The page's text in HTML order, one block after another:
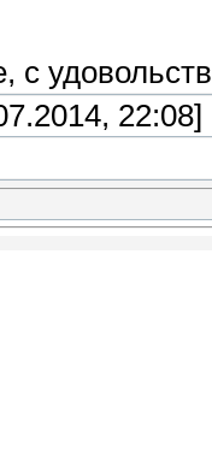
с
22:08]